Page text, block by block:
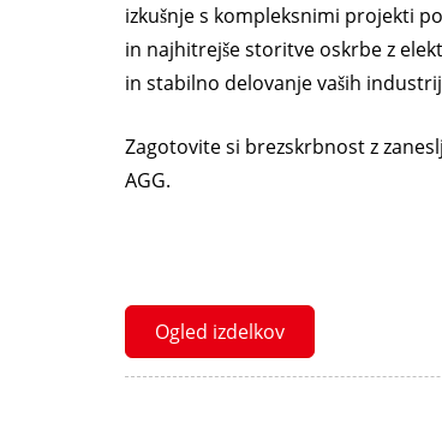
izkušnje s kompleksnimi projekti
in najhitrejše storitve oskrbe z
in stabilno delovanje vaših
Zagotovite si brezskrbnost z
AGG.
Ogled izdelkov